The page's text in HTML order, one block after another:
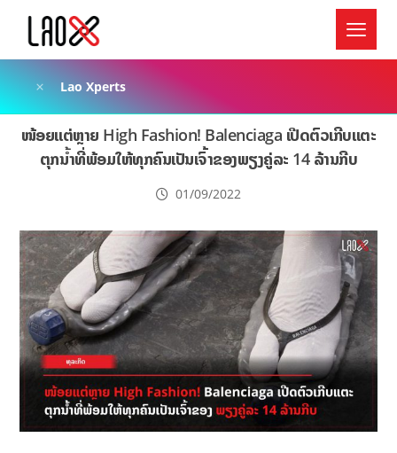
Lao Xperts
ໜ້ອຍແຕ່ຫຼາຍ High Fashion! Balenciaga ເປີດຕົວເກີບແຕະ
ຕຸກນ້ຳທີ່ພ້ອມໃຫ້ທຸກຄົນເປັນເຈົ້າຂອງພຽງຄູ່ລະ 14 ລ້ານກີບ
01/09/2022